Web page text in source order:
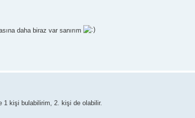
daha biraz var sanırım
1 kişi bulabilirim, 2. kişi de olabilir.